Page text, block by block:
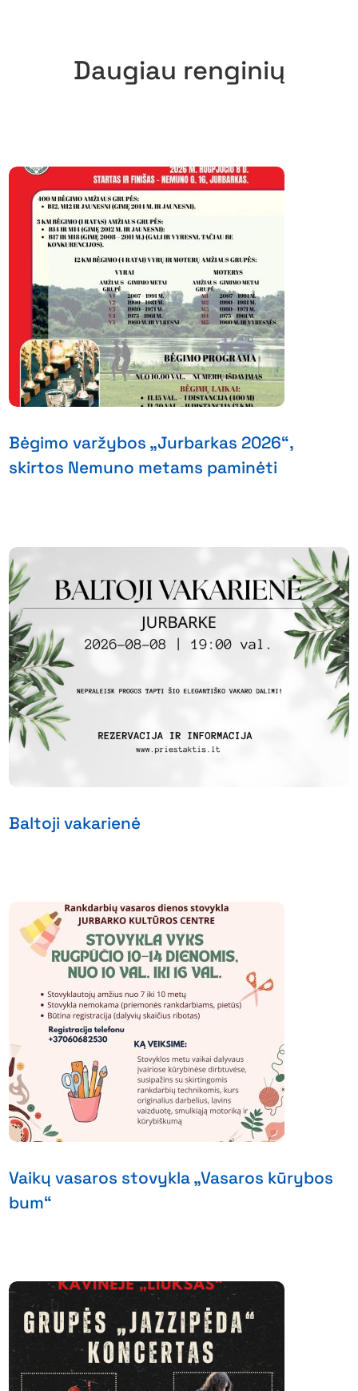
Daugiau renginių
Bėgimo varžybos „Jurbarkas 2026“,
skirtos Nemuno metams paminėti
Baltoji vakarienė
Vaikų vasaros stovykla „Vasaros kūrybos
bum“